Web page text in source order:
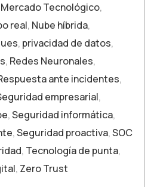
Mercado Tecnológico,
real, Nube híbrida,
, privacidad de datos,
, Redes Neuronales,
ante incidentes,
empresarial,
,Seguridad informática,
,Seguridad proactiva,SOC
, Tecnología de punta,
, Zero Trust